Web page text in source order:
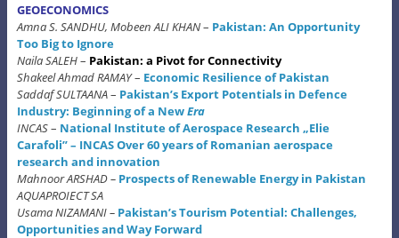
GEOECONOMICS
Amna S. SANDHU, Mobeen ALI KHAN– Pakistan: An Opportunity
Too Big to Ignore
Naila SALEH– Pakistan: a Pivotfor Connectivity
Shakeel Ahmad RAMAY– Economic Resilience of Pakistan
Saddaf SULTAANA– Pakistan’s Export Potentials in Defence
Industry: Beginning of a NewEra
INCAS– National Institute of Aerospace Research „Elie
Carafoli” – INCAS Over 60 years of Romanian aerospace
research and innovation
Mahnoor ARSHAD – Prospects of Renewable Energy in Pakistan
AQUAPROIECT SA
Usama NIZAMANI – Pakistan’s Tourism Potential: Challenges,
Opportunities and Way Forward